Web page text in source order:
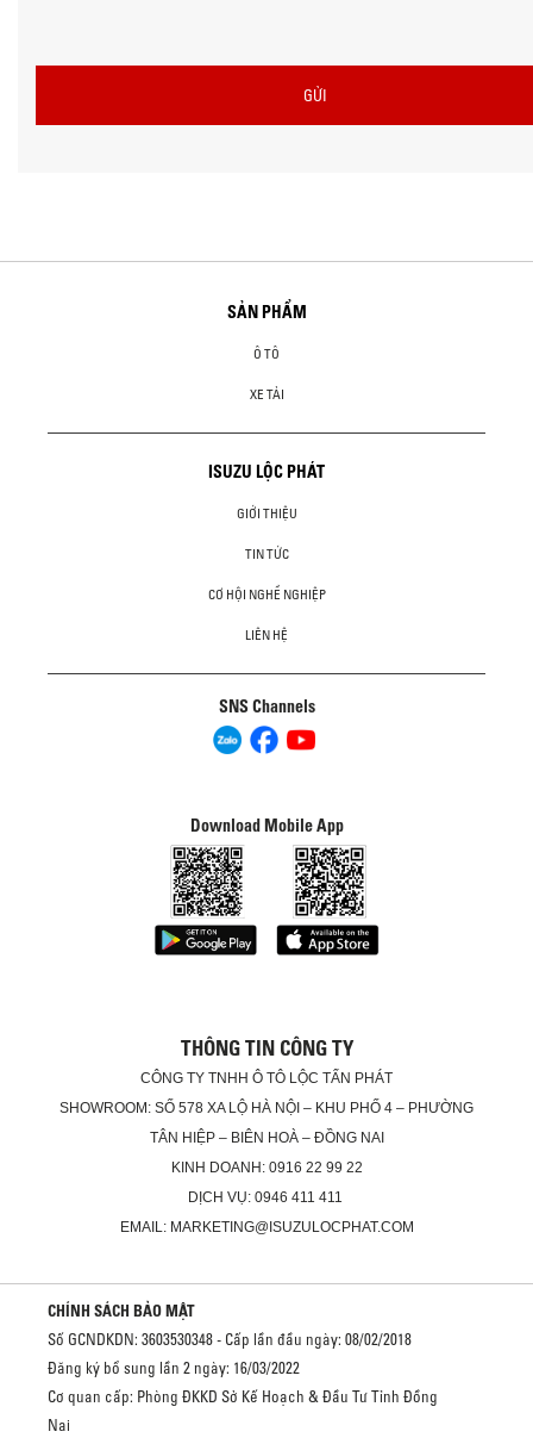
SẢN PHẨM
Ô TÔ
XE TẢI
ISUZU LỘC PHÁT
GIỚI THIỆU
TIN TỨC
CƠ HỘI NGHỀ NGHIỆP
LIÊN HỆ
SNS Channels
Download Mobile App
THÔNG TIN CÔNG TY
CÔNG TY TNHH Ô TÔ LỘC TẤN PHÁT
SHOWROOM: SỐ 578 XA LỘ HÀ NỘI – KHU PHỐ 4 – PHƯỜNG
TÂN HIỆP – BIÊN HOÀ – ĐỒNG NAI
KINH DOANH: 0916 22 99 22
DỊCH VỤ: 0946 411 411
EMAIL: MARKETING@ISUZULOCPHAT.COM
CHÍNH SÁCH BẢO MẬT
Số GCNDKDN: 3603530348 - Cấp lần đầu ngày: 08/02/2018
Đăng ký bổ sung lần 2 ngày: 16/03/2022
Cơ quan cấp: Phòng ĐKKD Sở Kế Hoạch & Đầu Tư Tỉnh Đồng
Nai